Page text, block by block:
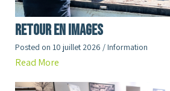
RETOUR en images
Posted on 10 juillet 2026 /Information
Read More